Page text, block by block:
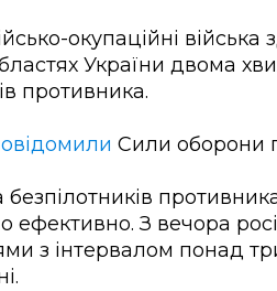
окупаційні війська
України двома
противника.
Сили оборони
безпілотників
ефективно. З вечора
з інтервалом понад